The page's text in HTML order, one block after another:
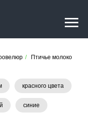
/ Птичье молоко
красного цвета
синие